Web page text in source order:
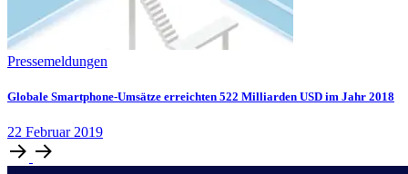
Pressemeldungen
Globale Smartphone-Umsätze erreichten 522 Milliarden USD im Jahr 2018
22 Februar 2019